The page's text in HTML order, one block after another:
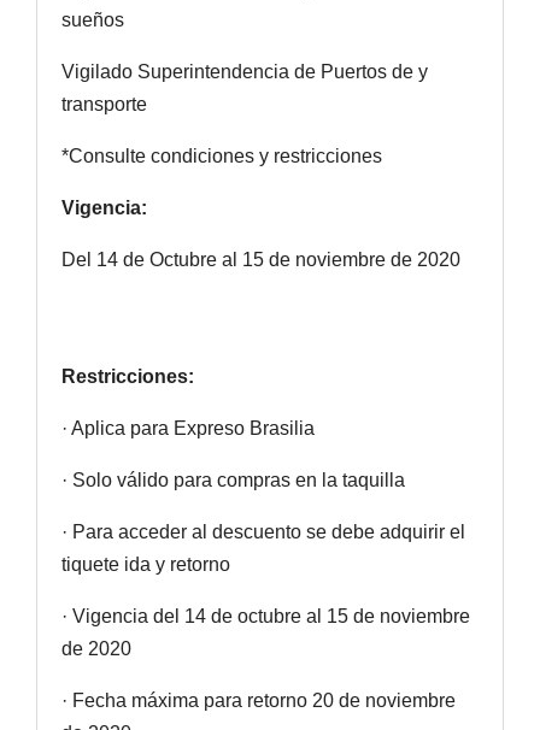
sueños
Vigilado Superintendencia de Puertos de y
transporte
*Consulte condiciones y restricciones
Vigencia:
Del 14 de Octubre al 15 de noviembre de 2020
Restricciones:
· Aplica para Expreso Brasilia
· Solo válido para compras en la taquilla
· Para acceder al descuento se debe adquirir el
tiquete ida y retorno
· Vigencia del 14 de octubre al 15 de noviembre
de 2020
· Fecha máxima para retorno 20 de noviembre